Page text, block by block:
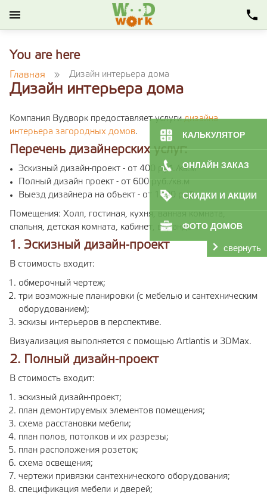
КАЛЬКУЛЯТОР
ОНЛАЙН ЗАКАЗ
СКИДКИ И АКЦИИ
ФОТО ДОМОВ
свернуть
You are here
Главная » Дизайн интерьера дома
Дизайн интерьера дома
Компания Вудворк предоставляет услугидизайна
интерьера загородных домов.
Перечень дизайнерских услуг:
Эскизный дизайн-проект - от 400 руб./кв.м
Полный дизайн проект - от 600 руб./кв.м
Выезд дизайнера на объект - от 1500 руб.
Помещения: Холл, гостиная, кухня, ванная комната,
спальня, детская комната, кабинет, веранда
1. Эскизный дизайн-проект
В стоимость входит:
обмерочный чертеж;
три возможные планировки (с мебелью и сантехническим
оборудованием);
эскизы интерьеров в перспективе.
Визуализация выполняется с помощью Artlantis и 3DMax.
2. Полный дизайн-проект
В стоимость входит:
эскизный дизайн-проект;
план демонтируемых элементов помещения;
схема расстановки мебели;
план полов, потолков и их разрезы;
план расположения розеток;
схема освещения;
чертежи привязки сантехнического оборудования;
спецификация мебели и дверей;